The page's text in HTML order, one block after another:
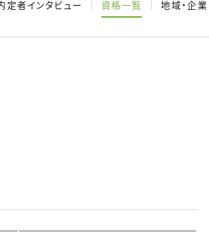
定者インタビュー 資格一覧 地域・企